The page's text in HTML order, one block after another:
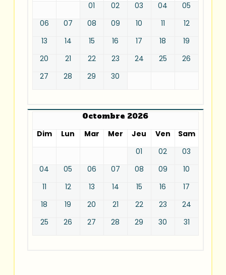
01
02 03 04
05
06
07 08 09 10 11
12
13
14 15 16 17 18
19
20
21 22 23 24 25
26
27
28 29 30
Octombre 2026
Dim
Lun Mar Mer Jeu Ven
Sam
01
02
03
04
05 06 07 08 09
10
11
12 13 14 15 16
17
18
19 20 21 22 23
24
25
26 27 28 29 30 31